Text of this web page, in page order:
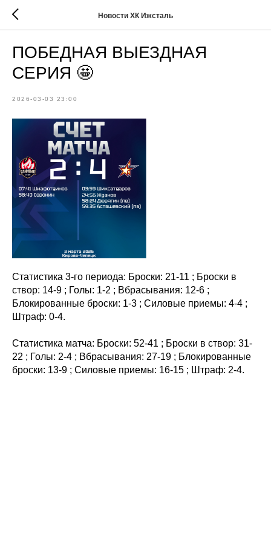
Новости ХК Ижсталь
ПОБЕДНАЯ ВЫЕЗДНАЯ
СЕРИЯ 🤩
2026-03-03 23:00
Статистика 3-го периода: Броски: 21-11 ; Броски в
створ: 14-9 ; Голы: 1-2 ; Вбрасывания: 12-6 ;
Блокированные броски: 1-3 ; Силовые приемы: 4-4 ;
Штраф: 0-4.
Статистика матча: Броски: 52-41 ; Броски в створ: 31-
22 ; Голы: 2-4 ; Вбрасывания: 27-19 ; Блокированные
броски: 13-9 ; Силовые приемы: 16-15 ; Штраф: 2-4.